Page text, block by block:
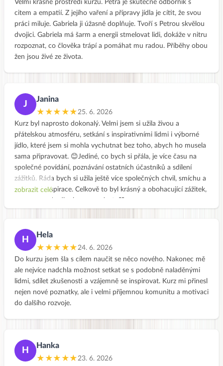
Velmi krásné prostředí kurzu. Petra je skutečně odborník s
citem a empatií. Z jejího vaření a přípravy jídla je cítit, že svou
práci miluje. Gabriela ji úžasně doplňuje. Tvoří s Petrou skvělou
dvojici. Gabriela má šarm a energii stmelovat lidi, dokáže v nitru
rozpoznat, co člověka trápí a pomáhat mu radou. Příběhy obou
žen jsou živé ze života.
J
Janina
★★★★★25. 6. 2026
Kurz byl naprosto dokonalý. Velmi jsem si užila živou a
přátelskou atmosféru, setkání s inspirativními lidmi i výborné
jídlo, které jsem si mohla vychutnat bez toho, abych ho musela
sama připravovat. 😊Jediné, co bych si přála, je více času na
společné povídání, poznávání ostatních účastníků a sdílení
zážitků. Ráda bych si užila ještě více společných chvil, smíchu a
vzájemné inspirace. Celkově to byl krásný a obohacující zážitek,
zobrazit celé
H
Hela
★★★★★24. 6. 2026
Do kurzu jsem šla s cílem naučit se něco nového. Nakonec mě
ale nejvíce nadchla možnost setkat se s podobně naladěnými
lidmi, sdílet zkušenosti a vzájemně se inspirovat. Kurz mi přinesl
nejen nové poznatky, ale i velmi příjemnou komunitu a motivaci
do dalšího rozvoje.
H
Hanka
★★★★★23. 6. 2026